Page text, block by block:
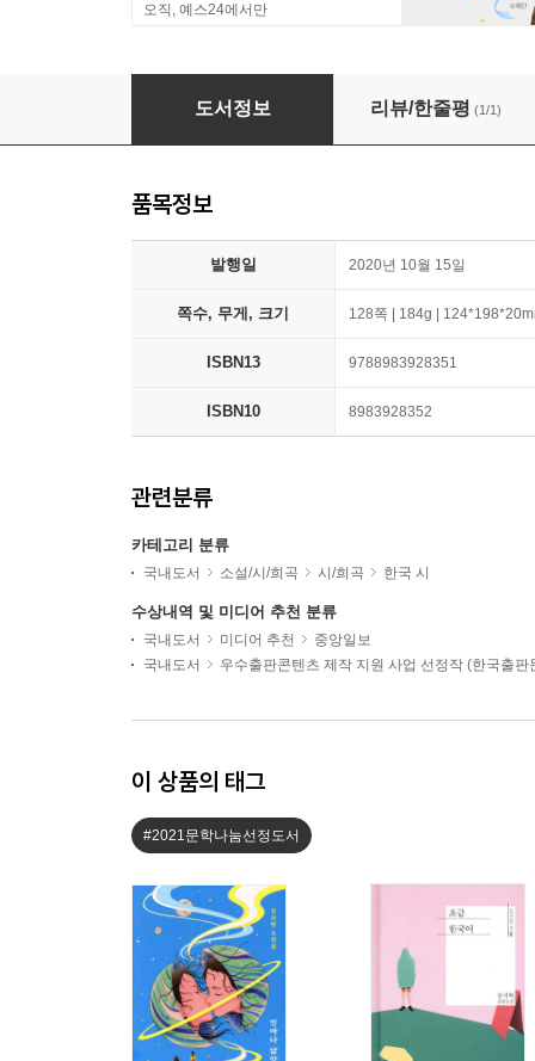
오직, 예스24에서만
내가 먼저 빙하가 되겠습니다
도서정보 리뷰/한줄평 (1/1)
품목정보
발행일 2020년 10월 15일
쪽수, 무게, 크기 128쪽 | 184g |
ISBN13 9788983928351
ISBN10 8983928352
관련분류
카테고리 분류
국내도서 소설/시/희곡 시/희곡 한국 시
수상내역 및 미디어 추천 분류
국내도서 미디어 추천
중앙일보
국내도서
우수출판콘텐츠 제작 지원 사업 선정작 (한국출판
이 상품의 태그
#2021문학나눔선정도서